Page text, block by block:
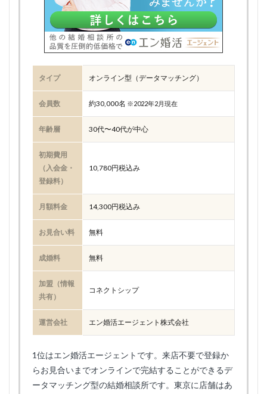
タイプ オンライン型（データマッチング）
会員数 約30,000名 ※2022年2月現在
年齢層 30代〜40代が中心
初期費用
（入会金・
登録料）
10,780円税込み
月額料金 14,300円税込み
お見合い料 無料
成婚料 無料
加盟（情報
共有）
コネクトシップ
運営会社 エン婚活エージェント株式会社
1位はエン婚活エージェントです。来店不要で登録か
らお見合いまでオンラインで完結することができるデ
ータマッチング型の結婚相談所です。東京に店舗はあ